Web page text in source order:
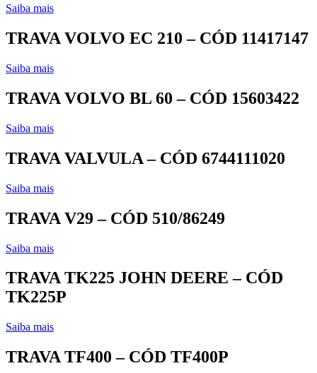
Saiba mais
TRAVA VOLVO EC 210 – CÓD 11417147
Saiba mais
TRAVA VOLVO BL 60 – CÓD 15603422
Saiba mais
TRAVA VALVULA – CÓD 6744111020
Saiba mais
TRAVA V29 – CÓD 510/86249
Saiba mais
TRAVA TK225 JOHN DEERE – CÓD
TK225P
Saiba mais
TRAVA TF400 – CÓD TF400P